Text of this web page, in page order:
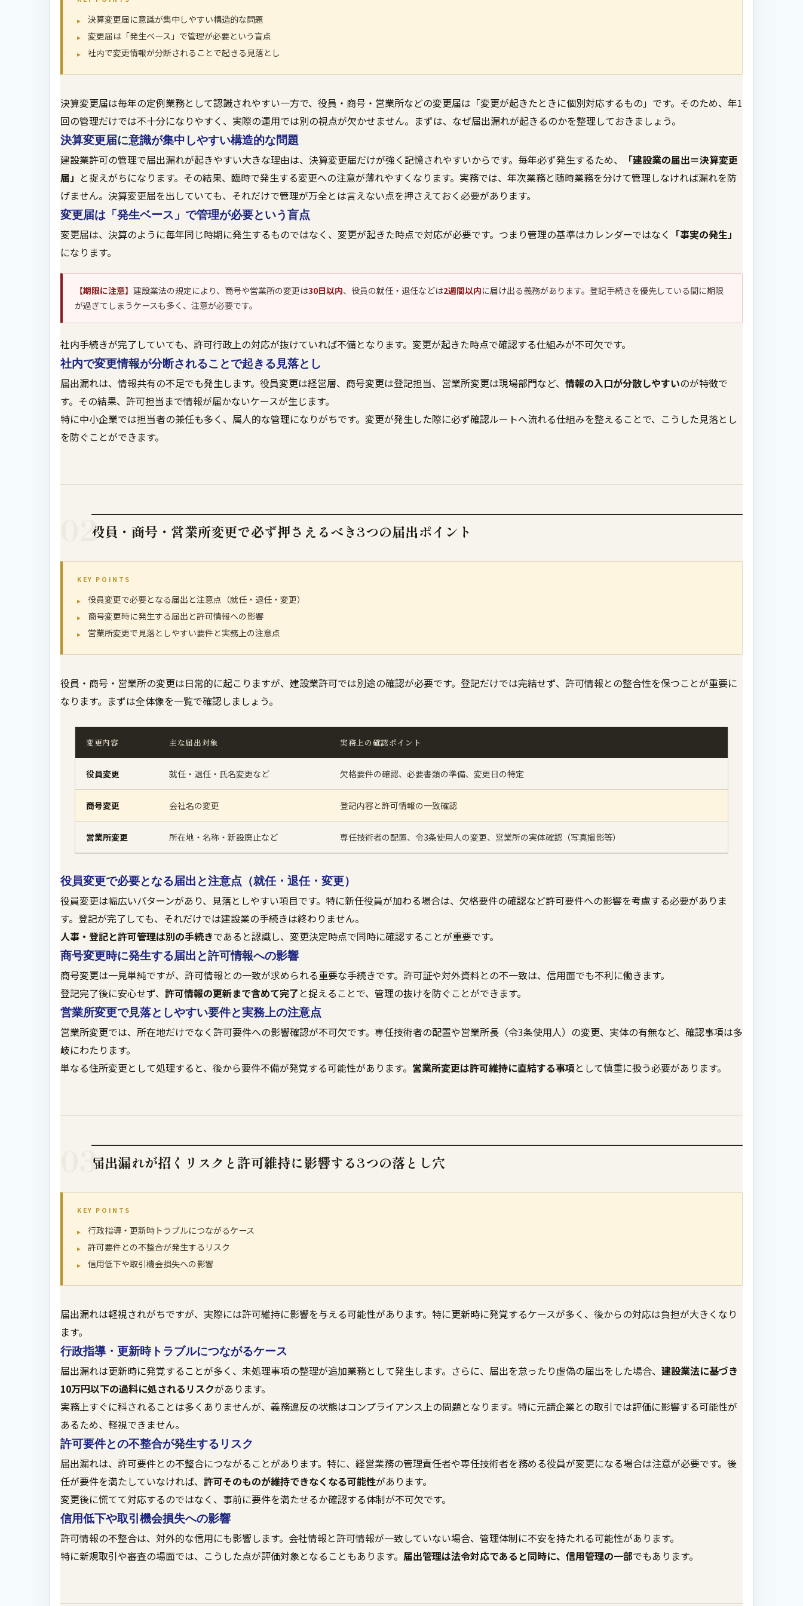
決算変更届に意識が集中しやすい構造的な問題
変更届は「発生ベース」で管理が必要という盲点
社内で変更情報が分断されることで起きる見落とし
決算変更届は毎年の定例業務として認識されやすい一方で、役員・商号・営業所などの変更届は「変更が起きたときに個別対応するもの」です。そのため、年1
回の管理だけでは不十分になりやすく、実際の運用では別の視点が欠かせません。まずは、なぜ届出漏れが起きるのかを整理しておきましょう。
決算変更届に意識が集中しやすい構造的な問題
建設業許可の管理で届出漏れが起きやすい大きな理由は、決算変更届だけが強く記憶されやすいからです。毎年必ず発生するため、
「建設業の届出＝決算変更
届」 と捉えがちになります。その結果、臨時で発生する変更への注意が薄れやすくなります。実務では、年次業務と随時業務を分けて管理しなければ漏れを防
げません。決算変更届を出していても、それだけで管理が万全とは言えない点を押さえておく必要があります。
変更届は「発生ベース」で管理が必要という盲点
変更届は、決算のように毎年同じ時期に発生するものではなく、変更が起きた時点で対応が必要です。つまり管理の基準はカレンダーではなく 「事実の発生」
になります。
【期限に注意】 建設業法の規定により、商号や営業所の変更は30日以内、役員の就任・退任などは2週間以内に届け出る義務があります。登記手続きを優先している間に期限
が過ぎてしまうケースも多く、注意が必要です。
社内手続きが完了していても、許可行政上の対応が抜けていれば不備となります。変更が起きた時点で確認する仕組みが不可欠です。
社内で変更情報が分断されることで起きる見落とし
届出漏れは、情報共有の不足でも発生します。役員変更は経営層、商号変更は登記担当、営業所変更は現場部門など、 情報の入口が分散しやすいのが特徴で
す。その結果、許可担当まで情報が届かないケースが生じます。
特に中小企業では担当者の兼任も多く、属人的な管理になりがちです。変更が発生した際に必ず確認ルートへ流れる仕組みを整えることで、こうした見落とし
を防ぐことができます。
02役員・商号・営業所変更で必ず押さえるべき3つの届出ポイント
KEY POINTS
役員変更で必要となる届出と注意点（就任・退任・変更）
商号変更時に発生する届出と許可情報への影響
営業所変更で見落としやすい要件と実務上の注意点
役員・商号・営業所の変更は日常的に起こりますが、建設業許可では別途の確認が必要です。登記だけでは完結せず、許可情報との整合性を保つことが重要に
なります。まずは全体像を一覧で確認しましょう。
変更内容 主な届出対象 実務上の確認ポイント
役員変更 就任・退任・氏名変更など 欠格要件の確認、必要書類の準備、変更日の特定
商号変更 会社名の変更 登記内容と許可情報の一致確認
営業所変更 所在地・名称・新設廃止など 専任技術者の配置、令3条使用人の変更、営業所の実体確認（写真撮影等）
役員変更で必要となる届出と注意点（就任・退任・変更）
役員変更は幅広いパターンがあり、見落としやすい項目です。特に新任役員が加わる場合は、欠格要件の確認など許可要件への影響を考慮する必要がありま
す。登記が完了しても、それだけでは建設業の手続きは終わりません。
人事・登記と許可管理は別の手続きであると認識し、変更決定時点で同時に確認することが重要です。
商号変更時に発生する届出と許可情報への影響
商号変更は一見単純ですが、許可情報との一致が求められる重要な手続きです。許可証や対外資料との不一致は、信用面でも不利に働きます。
登記完了後に安心せず、 許可情報の更新まで含めて完了と捉えることで、管理の抜けを防ぐことができます。
営業所変更で見落としやすい要件と実務上の注意点
営業所変更では、所在地だけでなく許可要件への影響確認が不可欠です。専任技術者の配置や営業所長（令3条使用人）の変更、実体の有無など、確認事項は多
岐にわたります。
単なる住所変更として処理すると、後から要件不備が発覚する可能性があります。 営業所変更は許可維持に直結する事項として慎重に扱う必要があります。
03届出漏れが招くリスクと許可維持に影響する3つの落とし穴
KEY POINTS
行政指導・更新時トラブルにつながるケース
許可要件との不整合が発生するリスク
信用低下や取引機会損失への影響
届出漏れは軽視されがちですが、実際には許可維持に影響を与える可能性があります。特に更新時に発覚するケースが多く、後からの対応は負担が大きくなり
ます。
行政指導・更新時トラブルにつながるケース
届出漏れは更新時に発覚することが多く、未処理事項の整理が追加業務として発生します。さらに、届出を怠ったり虚偽の届出をした場合、 建設業法に基づき
10万円以下の過料に処されるリスクがあります。
実務上すぐに科されることは多くありませんが、義務違反の状態はコンプライアンス上の問題となります。特に元請企業との取引では評価に影響する可能性が
あるため、軽視できません。
許可要件との不整合が発生するリスク
届出漏れは、許可要件との不整合につながることがあります。特に、経営業務の管理責任者や専任技術者を務める役員が変更になる場合は注意が必要です。後
任が要件を満たしていなければ、 許可そのものが維持できなくなる可能性があります。
変更後に慌てて対応するのではなく、事前に要件を満たせるか確認する体制が不可欠です。
信用低下や取引機会損失への影響
許可情報の不整合は、対外的な信用にも影響します。会社情報と許可情報が一致していない場合、管理体制に不安を持たれる可能性があります。
特に新規取引や審査の場面では、こうした点が評価対象となることもあります。 届出管理は法令対応であると同時に、信用管理の一部でもあります。